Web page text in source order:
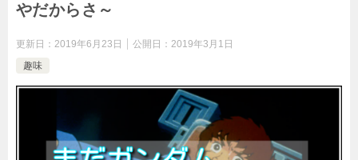
やだからさ～
更新日： 2019年6月23日 公開日： 2019年3月1日
趣味